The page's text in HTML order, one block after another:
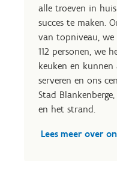
alle troeven in
succes te maken.
van topniveau, we
112 personen, we
keuken en kunnen
serveren en ons
Stad
en het strand.
Lees meer over